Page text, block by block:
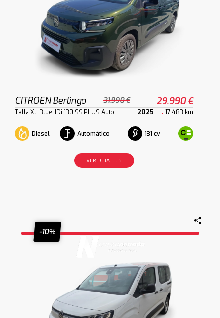
CITROEN Berlingo 31.990 € 29.990 €
Talla XL BlueHDi 130 SS PLUS Auto 2025 17.483 km
Diesel Automático 131 cv
VER DETALLES
-10%